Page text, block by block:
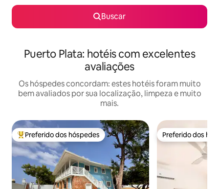
Buscar
Puerto Plata: hotéis com excelentes
avaliações
Os hóspedes concordam: estes hotéis foram muito
bem avaliados por sua localização, limpeza e muito
mais.
Entre os melhores preferidos dos hóspedes
Preferido dos hóspedes Preferido dos
Preferido dos